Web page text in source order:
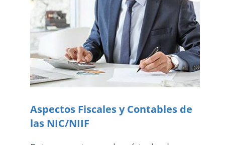
Aspectos Fiscales y Contables de
las NIC/NIIF